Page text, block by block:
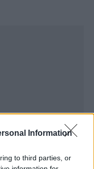
Information
to third parties, or